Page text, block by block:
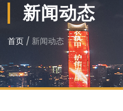
新闻动态
首页 / 新闻动态